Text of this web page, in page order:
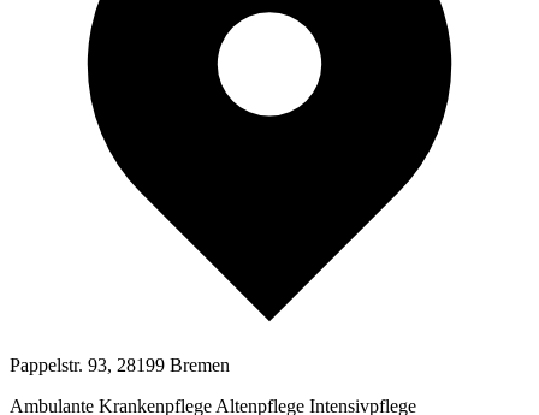
Pappelstr. 93, 28199 Bremen
Ambulante Krankenpflege Altenpflege Intensivpflege